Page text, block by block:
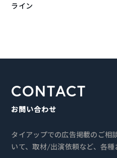
ライン
CONTACT
お問い合わせ
タイアップでの広告掲載のご相
いて、取材/出演依頼など、各種